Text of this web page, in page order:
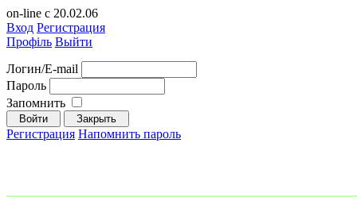
on-line с 20.02.06
Вход Регистрация
Профіль Выйти
Логин/E-mail
Пароль
Запомнить
Регистрация Напомнить пароль